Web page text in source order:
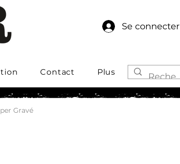
Se connecter
Contact Plus
Gravé